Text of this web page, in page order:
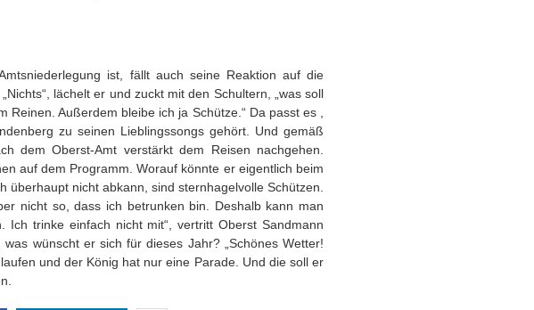
ist, fällt auch seine Reaktion auf die
lächelt er und zuckt mit den Schultern, „was soll
Außerdem bleibe ich ja Schütze.“ Da passt es ,
zu seinen Lieblingssongs gehört. Und gemäß
dem Oberst-Amt verstärkt dem Reisen nachgehen.
auf dem Programm. Worauf könnte er eigentlich beim
überhaupt nicht abkann, sind sternhagelvolle Schützen.
nicht so, dass ich betrunken bin. Deshalb kann man
Ich trinke einfach nicht mit“, vertritt Oberst Sandmann
wünscht er sich für dieses Jahr? „Schönes Wetter!
und der König hat nur eine Parade. Und die soll er